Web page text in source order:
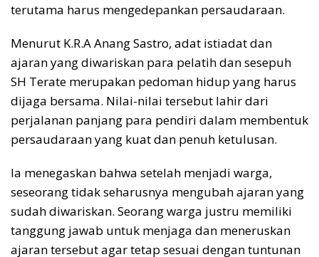
terutama harus mengedepankan persaudaraan.
Menurut K.R.A Anang Sastro, adat istiadat dan
ajaran yang diwariskan para pelatih dan sesepuh
SH Terate merupakan pedoman hidup yang harus
dijaga bersama. Nilai-nilai tersebut lahir dari
perjalanan panjang para pendiri dalam membentuk
persaudaraan yang kuat dan penuh ketulusan.
Ia menegaskan bahwa setelah menjadi warga,
seseorang tidak seharusnya mengubah ajaran yang
sudah diwariskan. Seorang warga justru memiliki
tanggung jawab untuk menjaga dan meneruskan
ajaran tersebut agar tetap sesuai dengan tuntunan